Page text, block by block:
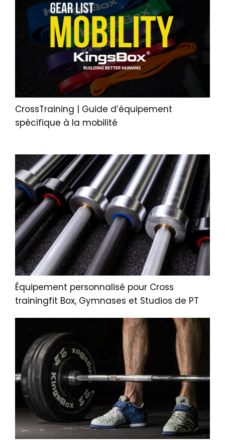
CrossTraining | Guide d’équipement
spécifique à la mobilité
Équipement personnalisé pour Cross
trainingfit Box, Gymnases et Studios de PT